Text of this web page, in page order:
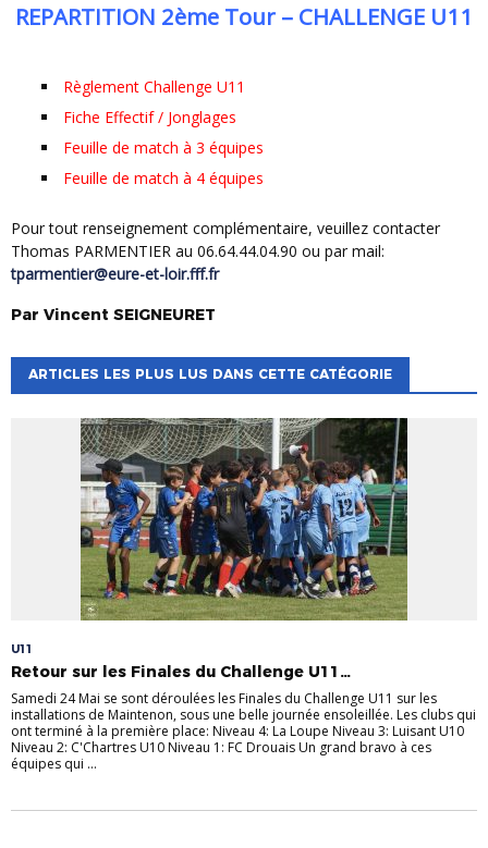
REPARTITION 2ème Tour – CHALLENGE U11
Règlement Challenge U11
Fiche Effectif / Jonglages
Feuille de match à 3 équipes
Feuille de match à 4 équipes
Pour tout renseignement complémentaire, veuillez contacter
Thomas PARMENTIER au 06.64.44.04.90 ou par mail:
tparmentier@eure-et-loir.fff.fr
Par Vincent SEIGNEURET
ARTICLES LES PLUS LUS DANS CETTE CATÉGORIE
U11
Retour sur les Finales du Challenge U11…
Samedi 24 Mai se sont déroulées les Finales du Challenge U11 sur les
installations de Maintenon, sous une belle journée ensoleillée. Les clubs qui
ont terminé à la première place: Niveau 4: La Loupe Niveau 3: Luisant U10
Niveau 2: C'Chartres U10 Niveau 1: FC Drouais Un grand bravo à ces
équipes qui ...